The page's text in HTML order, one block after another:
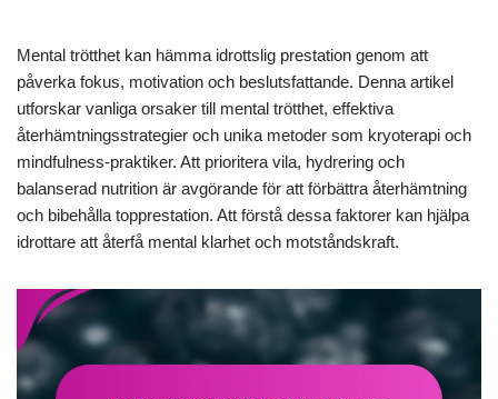
Mental trötthet kan hämma idrottslig prestation genom att
påverka fokus, motivation och beslutsfattande. Denna artikel
utforskar vanliga orsaker till mental trötthet, effektiva
återhämtningsstrategier och unika metoder som kryoterapi och
mindfulness-praktiker. Att prioritera vila, hydrering och
balanserad nutrition är avgörande för att förbättra återhämtning
och bibehålla topprestation. Att förstå dessa faktorer kan hjälpa
idrottare att återfå mental klarhet och motståndskraft.